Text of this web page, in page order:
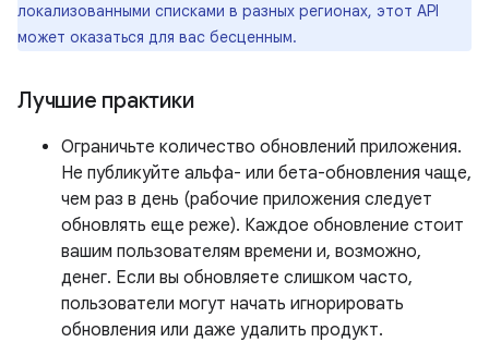
локализованными списками в разных регионах, этот API
может оказаться для вас бесценным.
Лучшие практики
Ограничьте количество обновлений приложения.
Не публикуйте альфа- или бета-обновления чаще,
чем раз в день (рабочие приложения следует
обновлять еще реже). Каждое обновление стоит
вашим пользователям времени и, возможно,
денег. Если вы обновляете слишком часто,
пользователи могут начать игнорировать
обновления или даже удалить продукт.